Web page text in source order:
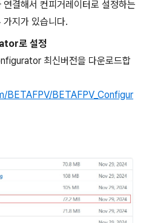
결해서 컨피거레이터로 설정하는
가지가 있습니다.
로 설정
최신버전을 다운로드합
BETAFPV_Configur